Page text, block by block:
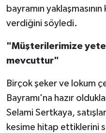
bayramın
verdiğini söyledi.
"Müşterilerimize
mevcuttur"
Birçok şeker ve lokum
Bayramı'na hazır
Selami Sertkaya,
kesime hitap ettiklerini